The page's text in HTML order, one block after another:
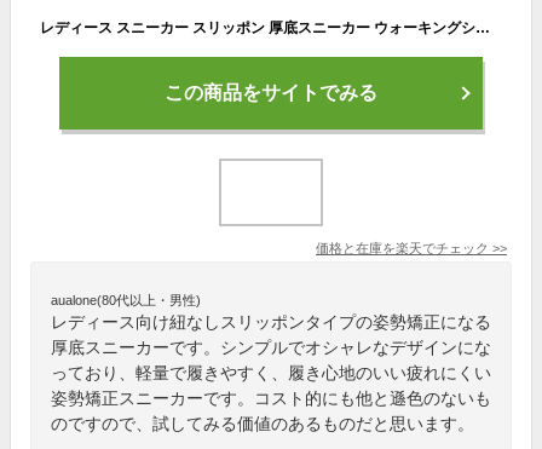
レディース スニーカー スリッポン 厚底スニーカー ウォーキングシューズ ランニングシューズ ジム 軽量 紐なしスニーカー エアクッション スポーツ 洗える ナースシューズ ダイエットシューズ 姿勢矯正 運動靴 疲れにくい 送料無料
この商品をサイトでみる
価格と在庫を楽天でチェック >>
aualone(80代以上・男性)
レディース向け紐なしスリッポンタイプの姿勢矯正になる
厚底スニーカーです。シンプルでオシャレなデザインにな
っており、軽量で履きやすく、履き心地のいい疲れにくい
姿勢矯正スニーカーです。コスト的にも他と遜色のないも
のですので、試してみる価値のあるものだと思います。